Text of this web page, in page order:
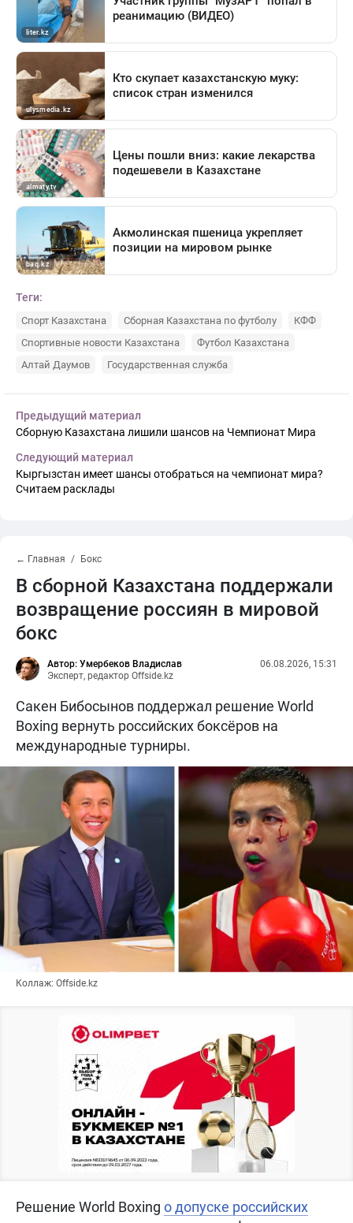
Теги:
Спорт Казахстана Сборная Казахстана по футболу
КФФ
Спортивные новости Казахстана
Футбол Казахстана
Алтай Даумов
Государственная служба
Предыдущий материал
Сборную Казахстана лишили шансов на Чемпионат Мира
Следующий материал
Кыргызстан имеет шансы отобраться на чемпионат мира?
Считаем расклады
← Главная Бокс
В сборной Казахстана поддержали
возвращение россиян в мировой
бокс
Автор: Умербеков Владислав
Эксперт, редактор Offside.kz
06.08.2026, 15:31
Сакен Бибосынов поддержал решение World
Boxing вернуть российских боксёров на
международные турниры.
Коллаж: Offside.kz
Решение World Boxing о допуске российских